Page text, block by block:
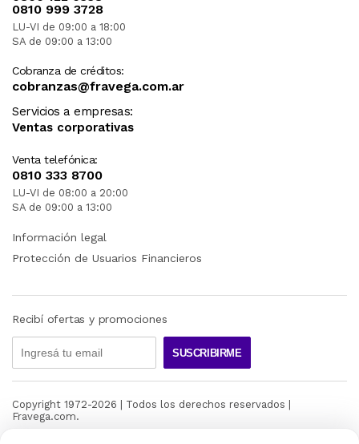
0810 999 3728
LU-VI de 09:00 a 18:00
SA de 09:00 a 13:00
Cobranza de créditos:
cobranzas@fravega.com.ar
Servicios a empresas:
Ventas corporativas
Venta telefónica:
0810 333 8700
LU-VI de 08:00 a 20:00
SA de 09:00 a 13:00
Información legal
Protección de Usuarios Financieros
Recibí ofertas y promociones
SUSCRIBIRME
Copyright 1972-2026 | Todos los derechos reservados |
Fravega.com.